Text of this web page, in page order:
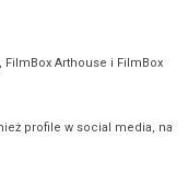
FilmBox Arthouse i FilmBox
profile w social media, na